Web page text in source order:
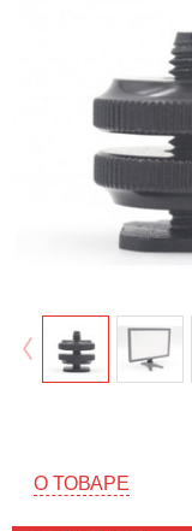
О ТОВАРЕ